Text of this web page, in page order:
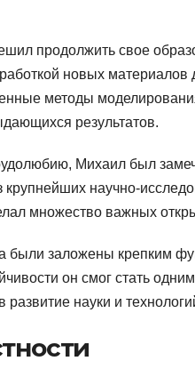
продолжить свое
новых
методы
результатов.
Михаил был
научно-
множество важных
были заложены крепким
он смог стать
науки и